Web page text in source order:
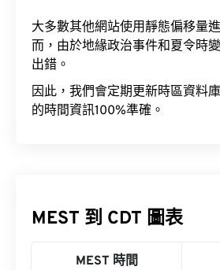
大多數其他網站使用靜態偏移量
而，由於地緣政治事件和夏令時
出錯。
因此，我們會定期更新時區資料
的時間資訊100%準確。
MEST 到 CDT 圖表
MEST 時間